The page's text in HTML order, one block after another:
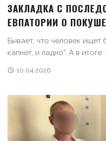
ЗАКЛАДКА С
ЕВПАТОРИИ О
Бывает, что человек ищет
капнет, и ладно”. А в итоге
10.04.2026